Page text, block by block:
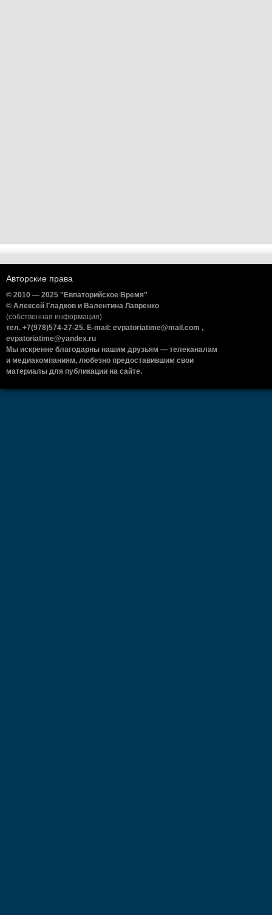
Авторские права
© 2010 — 2025 "Евпаторийское Время"
© Алексей Гладков и Валентина Лавренко
(собственная информация)
тел. +7(978)574-27-25. E-mail: evpatoriatime@mail.com ,
evpatoriatime@yandex.ru
Мы искренне благодарны нашим друзьям — телеканалам
и медиакомпаниям, любезно предоставившим свои
материалы для публикации на сайте.